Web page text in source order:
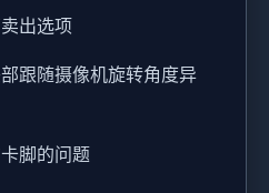
出选项
跟随摄像机旋转角度异
脚的问题